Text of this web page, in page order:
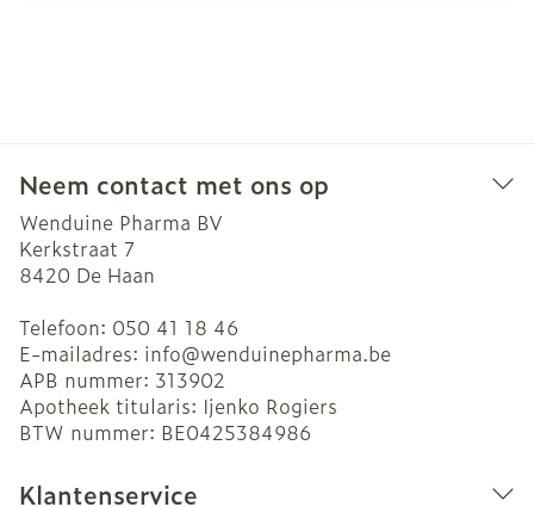
Neem contact met ons op
Wenduine Pharma BV
Kerkstraat 7
8420 De Haan
Telefoon: 050 41 18 46
E-mailadres: info@wenduinepharma.be
APB nummer: 313902
Apotheek titularis: Ijenko Rogiers
BTW nummer: BE0425384986
Klantenservice